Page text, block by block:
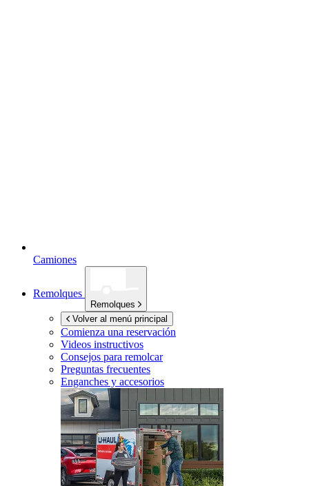
Camiones
Remolques
Remolques
Volver al menú principal
Comienza una reservación
Videos instructivos
Consejos para remolcar
Preguntas frecuentes
Enganches y accesorios